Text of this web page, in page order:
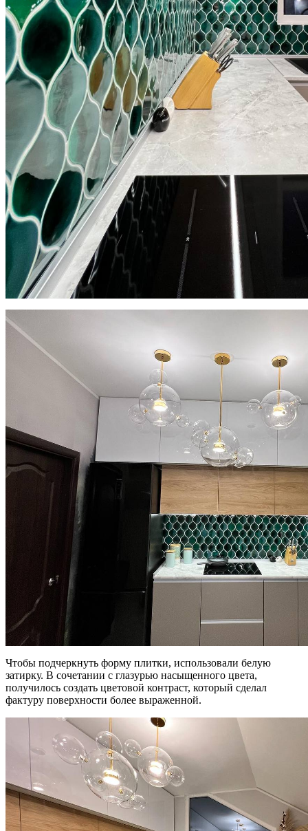
Чтобы подчеркнуть форму плитки, использовали белую
затирку. В сочетании с глазурью насыщенного цвета,
получилось создать цветовой контраст, который сделал
фактуру поверхности более выраженной.